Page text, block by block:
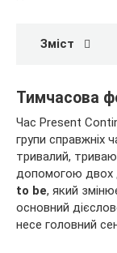
Зміст
Тимчасова
Час Present
групи справжніх
тривалий,
допомогою двох
to be, який
основний
несе головний